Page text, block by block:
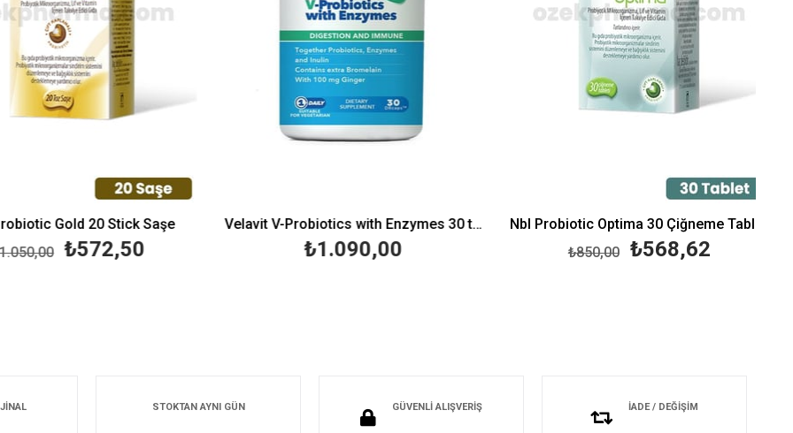
Gold 20 Stick Saşe
₺572,50
Velavit V-Probiotics with Enzymes 30 tablet
₺1.090,00
Nbl Probiotic Optima 30 Çiğneme Tableti
₺568,62
₺850,00
STOKTAN AYNI GÜN GÜVENLİ ALIŞVERİŞ İADE / DEĞİŞİM